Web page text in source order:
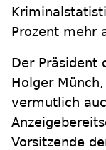
Prozent mehr
Der Präsident
Holger
vermutlich
Vorsitzende